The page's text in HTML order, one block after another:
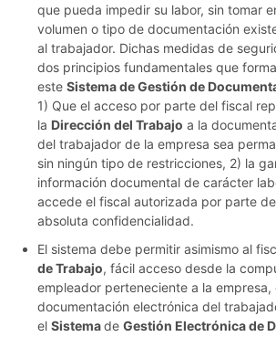
que pueda impedir su labor, sin tomar
volumen o tipo de documentación
al trabajador. Dichas medidas de
dos principios fundamentales que
este Sistema de Gestión de
1) Que el acceso por parte del fiscal
la Dirección del Trabajo a la
del trabajador de la empresa sea
sin ningún tipo de restricciones, 2) la
información documental de carácter
accede el fiscal autorizada por parte
absoluta confidencialidad.
El sistema debe permitir asimismo al
de Trabajo, fácil acceso desde la
empleador perteneciente a la empresa,
documentación electrónica del
el Sistemade Gestión Electrónica de